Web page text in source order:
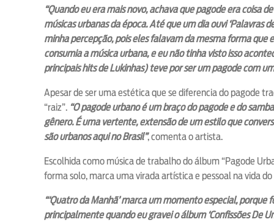
“Quando eu era mais novo, achava que pagode era coisa
músicas urbanas da época. Até que um dia ouvi ‘Palavras
minha percepção, pois eles falavam da mesma forma que
consumia a música urbana, e eu não tinha visto isso
principais hits de Lukinhas) teve por ser um pagode com
Apesar de ser uma estética que se diferencia do pagode
“raiz”. “O pagode urbano é um braço do pagode e do
gênero. É uma vertente, extensão de um estilo que
são urbanos aqui no Brasil”, comenta o artista.
Escolhida como música de trabalho do álbum “Pagode
forma solo, marca uma virada artística e pessoal na vida
“‘Quatro da Manhã’ marca um momento especial,
principalmente quando eu gravei o álbum ‘Confissões De